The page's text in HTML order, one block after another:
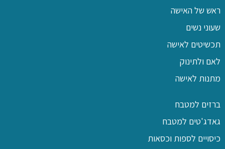
ראש של האישה
שעוני נשים
תכשיטים לאישה
לאם ולתינוק
מתנות לאישה
ברזים למטבח
גאדג'טים למטבח
כיסויים לספות וכסאות